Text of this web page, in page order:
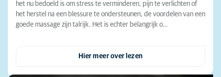
het nu bedoeld is om stress te verminderen, pijn te verlichten of
het herstel na een blessure te ondersteunen, de voordelen van een
goede massage zijn talrijk. Het is echter belangrijk o…
Hier meer over lezen